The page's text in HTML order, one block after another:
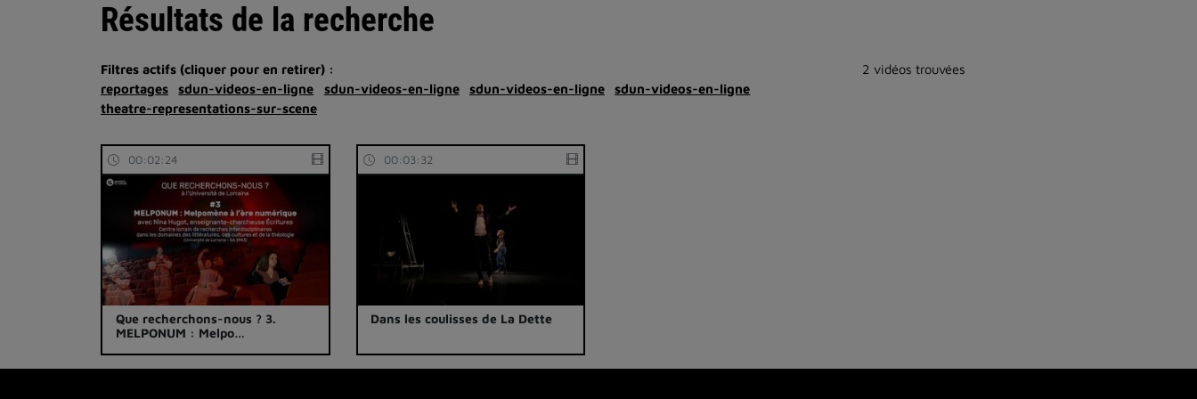
Résultats de la recherche
Filtres actifs (cliquer pour en retirer) :
reportages
sdun-videos-en-ligne sdun-videos-en-ligne sdun-videos-en-ligne
sdun-videos-en-ligne
theatre-representations-sur-scene
2 vidéos trouvées
00:02:24
Que recherchons-nous ? 3.
MELPONUM : Melpo…
00:03:32
Dans les coulisses de La Dette